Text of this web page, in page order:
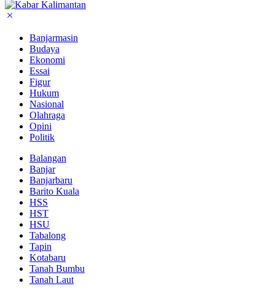
Banjarmasin
Budaya
Ekonomi
Essai
Figur
Hukum
Nasional
Olahraga
Opini
Politik
Balangan
Banjar
Banjarbaru
Barito Kuala
HSS
HST
HSU
Tabalong
Tapin
Kotabaru
Tanah Bumbu
Tanah Laut